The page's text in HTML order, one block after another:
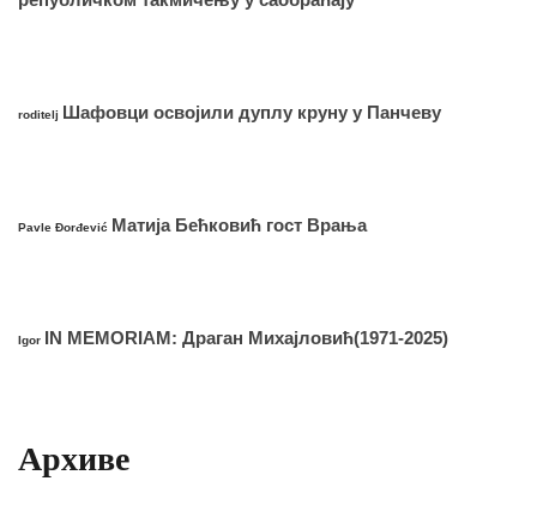
roditelj Шафовци освојили дуплу круну у Панчеву
Pavle Đorđević Матија Бећковић гост Врања
Igor IN MEMORIAM: Драган Михајловић(1971-2025)
Архиве